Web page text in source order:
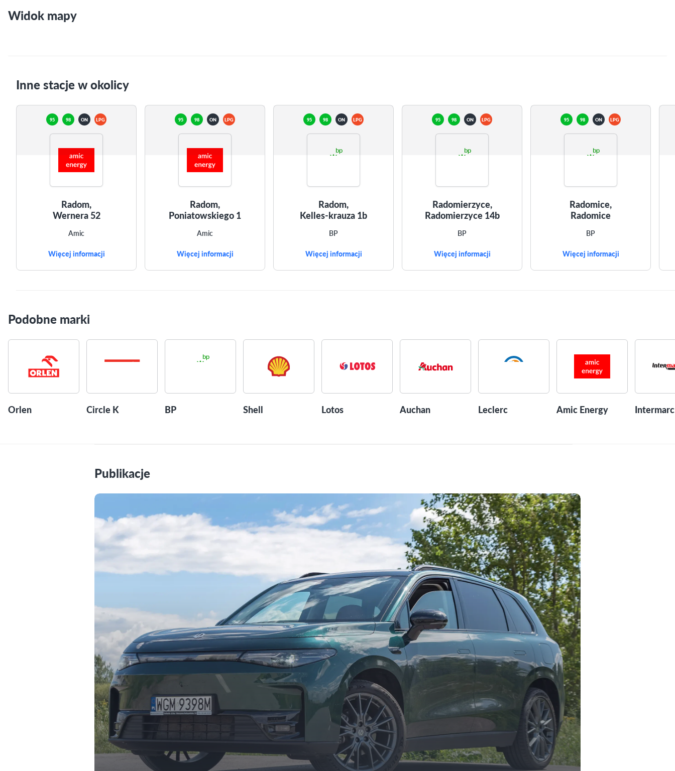
Widok mapy
Inne stacje w okolicy
95 98 ON LPG
Radom,
Wernera 52
Amic
Więcej informacji
95 98 ON LPG
Radom,
Poniatowskiego 1
Amic
Więcej informacji
95 98 ON LPG
Radom,
Kelles-krauza 1b
BP
Więcej informacji
95 98 ON LPG
Radomierzyce,
Radomierzyce 14b
BP
Więcej informacji
95 98 ON LPG
Radomice,
Radomice
BP
Więcej informacji
Podobne marki
Orlen Circle K BP Shell Lotos Auchan Leclerc Amic Energy
Publikacje